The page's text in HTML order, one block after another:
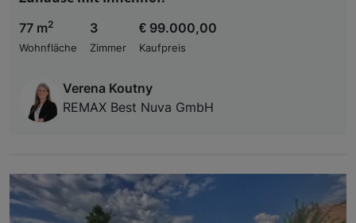
77 m2
Wohnfläche
3
Zimmer
€ 99.000,00
Kaufpreis
Verena Koutny
REMAX Best Nuva GmbH